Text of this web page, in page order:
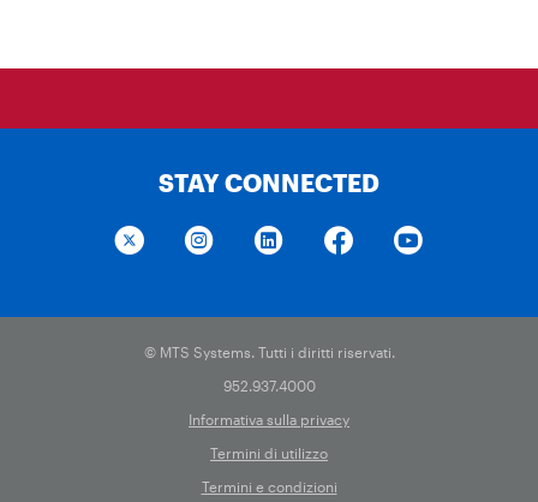
STAY CONNECTED
© MTS Systems. Tutti i diritti riservati.
952.937.4000
Informativa sulla privacy
Termini di utilizzo
Termini e condizioni